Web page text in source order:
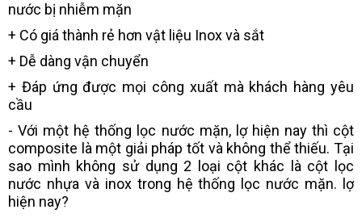
nước bị nhiễm mặn
+ Có giá thành rẻ hơn vật liệu Inox và sắt
+ Dễ dàng vận chuyển
+ Đáp ứng được mọi công xuất mà khách hàng yêu
cầu
- Với một hệ thống lọc nước mặn, lợ hiện nay thì cột
composite là một giải pháp tốt và không thể thiếu. Tại
sao mình không sử dụng 2 loại cột khác là cột lọc
nước nhựa và inox trong hệ thống lọc nước mặn. lợ
hiện nay?